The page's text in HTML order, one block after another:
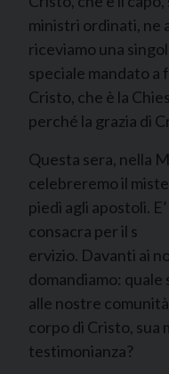
ministri ordinati, ne
riceviamo una
speciale mandato a
Cristo, che è la
perché la grazia di
Questa sera, nella
celebreremo il
piedi agli apostoli.
consacra per il s
ervizio. Davanti ai
domandiamo:
alle nostre
corpo di Cristo, sua
testimonianza?